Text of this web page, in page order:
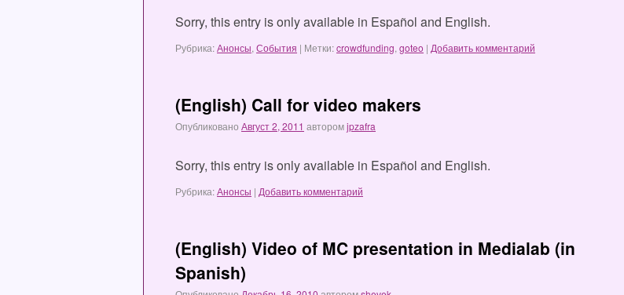
Sorry, this entry is only available in Español and English.
Рубрика:Анонсы, События | Метки:crowdfunding, goteo | Добавить комментарий
(English) Call for video makers
Опубликовано Август 2, 2011 авторомjpzafra
Sorry, this entry is only available in Español and English.
Рубрика:Анонсы | Добавить комментарий
(English) Video of MC presentation in Medialab (in
Spanish)